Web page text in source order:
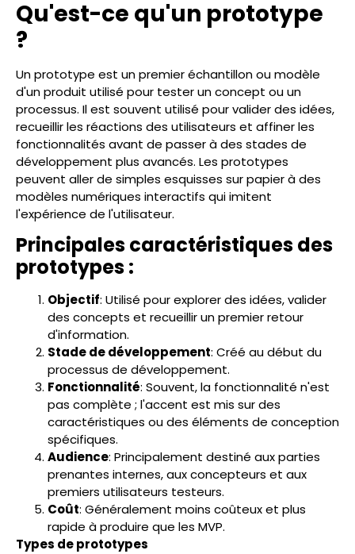
Qu'est-ce qu'un prototype
?
Un prototype est un premier échantillon ou modèle
d'un produit utilisé pour tester un concept ou un
processus. Il est souvent utilisé pour valider des idées,
recueillir les réactions des utilisateurs et affiner les
fonctionnalités avant de passer à des stades de
développement plus avancés. Les prototypes
peuvent aller de simples esquisses sur papier à des
modèles numériques interactifs qui imitent
l'expérience de l'utilisateur.
Principales caractéristiques des
prototypes :
Objectif: Utilisé pour explorer des idées, valider
des concepts et recueillir un premier retour
d'information.
Stade de développement: Créé au début du
processus de développement.
Fonctionnalité: Souvent, la fonctionnalité n'est
pas complète ; l'accent est mis sur des
caractéristiques ou des éléments de conception
spécifiques.
Audience: Principalement destiné aux parties
prenantes internes, aux concepteurs et aux
premiers utilisateurs testeurs.
Coût: Généralement moins coûteux et plus
rapide à produire que les MVP.
Types de prototypes